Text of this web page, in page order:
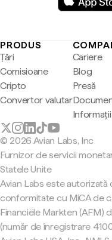
PRODUS
Țări
Comisioane
Cripto
Convertor valutar
Cariere
Blog
Presă
© 2026 Avian Labs, Inc
Furnizor de servicii
Statele Unite
Avian Labs este autorizată
conformitate cu MiCA de
Financiële Markten (AFM)
(număr de înregistrare